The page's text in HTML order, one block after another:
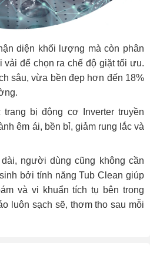
diện khối lượng mà còn phân
vải để chọn ra chế độ giặt tối ưu.
sâu, vừa bền đẹp hơn đến 18%
bị động cơ Inverter truyền
êm ái, bền bỉ, giảm rung lắc và
người dùng cũng không cần
bởi tính năng Tub Clean giúp
và vi khuẩn tích tụ bên trong
luôn sạch sẽ, thơm tho sau mỗi